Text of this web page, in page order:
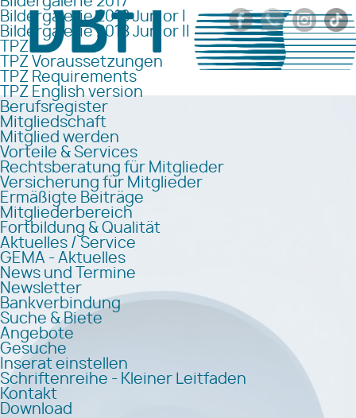
Bildergalerie 2018 Junior I
Bildergalerie 2018 Junior II
TPZ
TPZ Voraussetzungen
TPZ Requirements
TPZ English version
Berufsregister
Mitgliedschaft
Mitglied werden
Vorteile & Services
Rechtsberatung für Mitglieder
Versicherung für Mitglieder
Ermäßigte Beiträge
Mitgliederbereich
Fortbildung & Qualität
Aktuelles / Service
GEMA - Aktuelles
News und Termine
Newsletter
Bankverbindung
Suche & Biete
Angebote
Gesuche
Inserat einstellen
Schriftenreihe - Kleiner Leitfaden
Kontakt
Download